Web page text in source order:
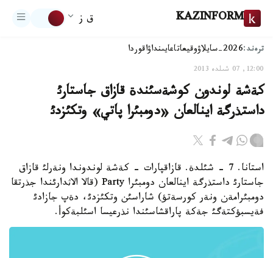
KAZINFORM ق ز
ترەند:2026-سايلاۋ وقيعاتاعايىنداۋاقوردا
12:00, 07 شىلدە 2013
كةشة لوندون كوشةسئندة قازاق جاستارئ
داستذرگة اينالعان «دومبئرا پاتي» وتكئزدئ
استانا. 7 - شئلدة. قازاقپارات - كةشة لوندوندا ونةرلئ قازاق
جاستارئ داستذرگة اينالعان دومبئرا Party (قالا الاثدارئندا جذرتقا
دومبئرامةن ونةر كورسةتؤ) شاراسئن وتكئزدئ، دةپ جازادئ
فةيسبؤكتةگئ جةكة پاراقشاسئندا نذرعيسا اسئلبةكوأ.